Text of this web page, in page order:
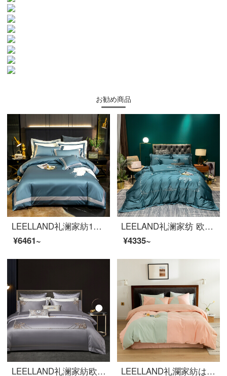
お勧め商品
LEELLAND礼澜家紡100本の純色の長い綿綿のつづり合わせ工芸品の全綿ベッドの上に4つのセットの純綿ベッドのセットの香榷麗-馨藍1.5-1.8メートルのベッド/200*230 cm
¥6461~
LEELAND礼澜家纺 欧式轻奢刺绣60支长绒棉全棉床上四件套高端纯棉别墅样板间床品套件 伊芙琳雅致绿 1.5-1.8米床单款 /200*230cm被套
¥4335~
LEELLAND礼澜家紡欧式軽い贅沢な100本の貢の緞子刺繍の全綿の寝具の4点セットの純綿の五星ホテルの見本の間のベッドの品物のセットの雅居灰の1.8-2.0メートルのベッド/220*240 cm LEELLAND礼瀾家紡は約60本の双株の全綿のすり合わせ工芸品の寝具の4点セットの純綿保温4点セットのジュリエット1.5-1.8メートルのベッド/200*230 cmです。